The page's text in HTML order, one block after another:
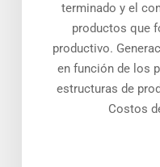
terminado y el
productos que
productivo.
en función de los
estructuras de
Costos